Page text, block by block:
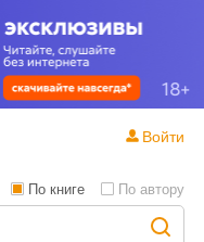
По книге По автору
Войти